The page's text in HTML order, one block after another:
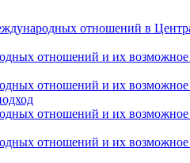
отношений в
отношений и их возможное
отношений и их возможное
отношений и их возможное
отношений и их возможное